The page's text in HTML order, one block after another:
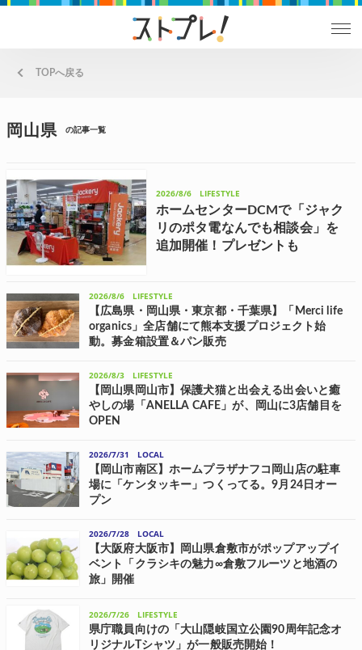
TOPへ戻る
岡山県 の記事一覧
2026/8/6 LIFESTYLE
ホームセンターDCMで「ジャク
リのポタ電なんでも相談会」を
追加開催！プレゼントも
センターDCMの店舗にて、期間限定イベント「ジャ
クリの...
2026/8/6
LIFESTYLE
【広島県・岡山県・東京都・千葉県】「Merci life
organics」全店舗にて熊本支援プロジェクト始
動。募金箱設置＆パン販売
者への支援、および被災地の産業・経済維持を目的として、8月5...
2026/8/3
LIFESTYLE
【岡山県岡山市】保護犬猫と出会える出会いと癒
やしの場「ANELLA CAFE」が、岡山に3店舗目を
OPEN
店舗目の出店となり、全国展開の勢いをさらに加速させる。 保護犬猫
とふ...
2026/7/31
LOCAL
【岡山市南区】ホームプラザナフコ岡山店の駐車
場に「ケンタッキー」つくってる。9月24日オー
プン
で、工事が始まっています。 地図ではここ↓ 住所は「岡山市南区富浜
町2-1」です。 工事現場...
2026/7/28
LOCAL
【大阪府大阪市】岡山県倉敷市がポップアップイ
ベント「クラシキの魅力∞倉敷フルーツと地酒の
旅」開催
8月8日(土)、KITTE大阪で開催される。 倉敷市内全蔵元の夏酒試飲・
販売、地元から届くフレ...
2026/7/26
LIFESTYLE
県庁職員向けの「大山隠岐国立公園90周年記念オ
リジナルTシャツ」が一般販売開始！